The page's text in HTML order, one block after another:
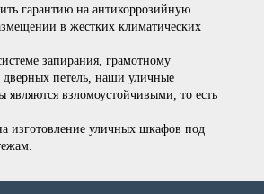
гарантию на антикоррозийную
в жестких климатических
запирания, грамотному
дверных петель, наши уличные
взломоустойчивыми, то есть
изготовление уличных шкафов под